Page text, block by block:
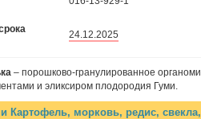
24.12.2025
– порошково-гранулированное
и эликсиром плодородия Гуми.
Картофель, морковь, редис,